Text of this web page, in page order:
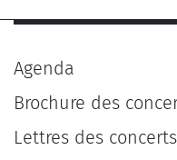
Agenda
Brochure des
Lettres des